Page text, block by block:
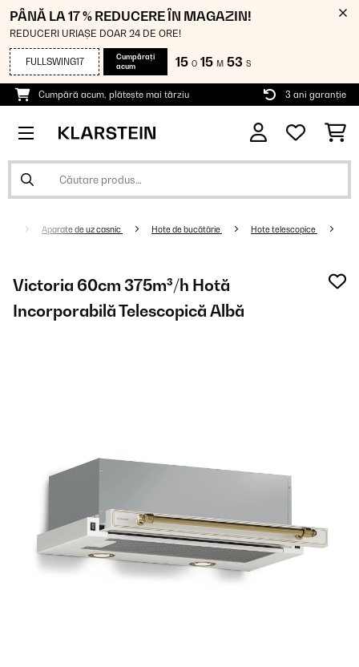
PÂNĂ LA 17 % REDUCERE ÎN MAGAZIN!
REDUCERI URIAȘE DOAR 24 DE ORE!
FULLSWING17
Cumpărați
acum
15 O 15 M 52 S
Cumpără acum, plătește mai târziu 3 ani garanție
Aparate de uz casnic Hote de bucătărie Hote telescopice
Victoria 60cm 375m³/h Hotă
Incorporabilă Telescopică Albă